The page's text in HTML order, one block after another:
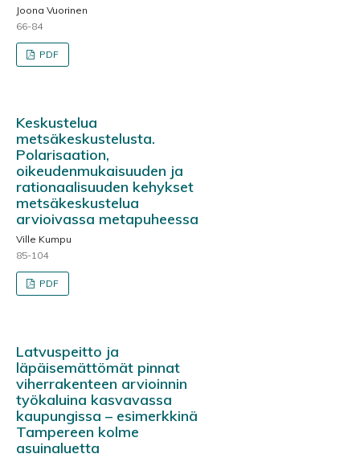
Joona Vuorinen
66-84
PDF
Keskustelua
metsäkeskustelusta.
Polarisaation,
oikeudenmukaisuuden ja
rationaalisuuden kehykset
metsäkeskustelua
arvioivassa metapuheessa
Ville Kumpu
85-104
PDF
Latvuspeitto ja
läpäisemättömät pinnat
viherrakenteen arvioinnin
työkaluina kasvavassa
kaupungissa – esimerkkinä
Tampereen kolme
asuinaluetta